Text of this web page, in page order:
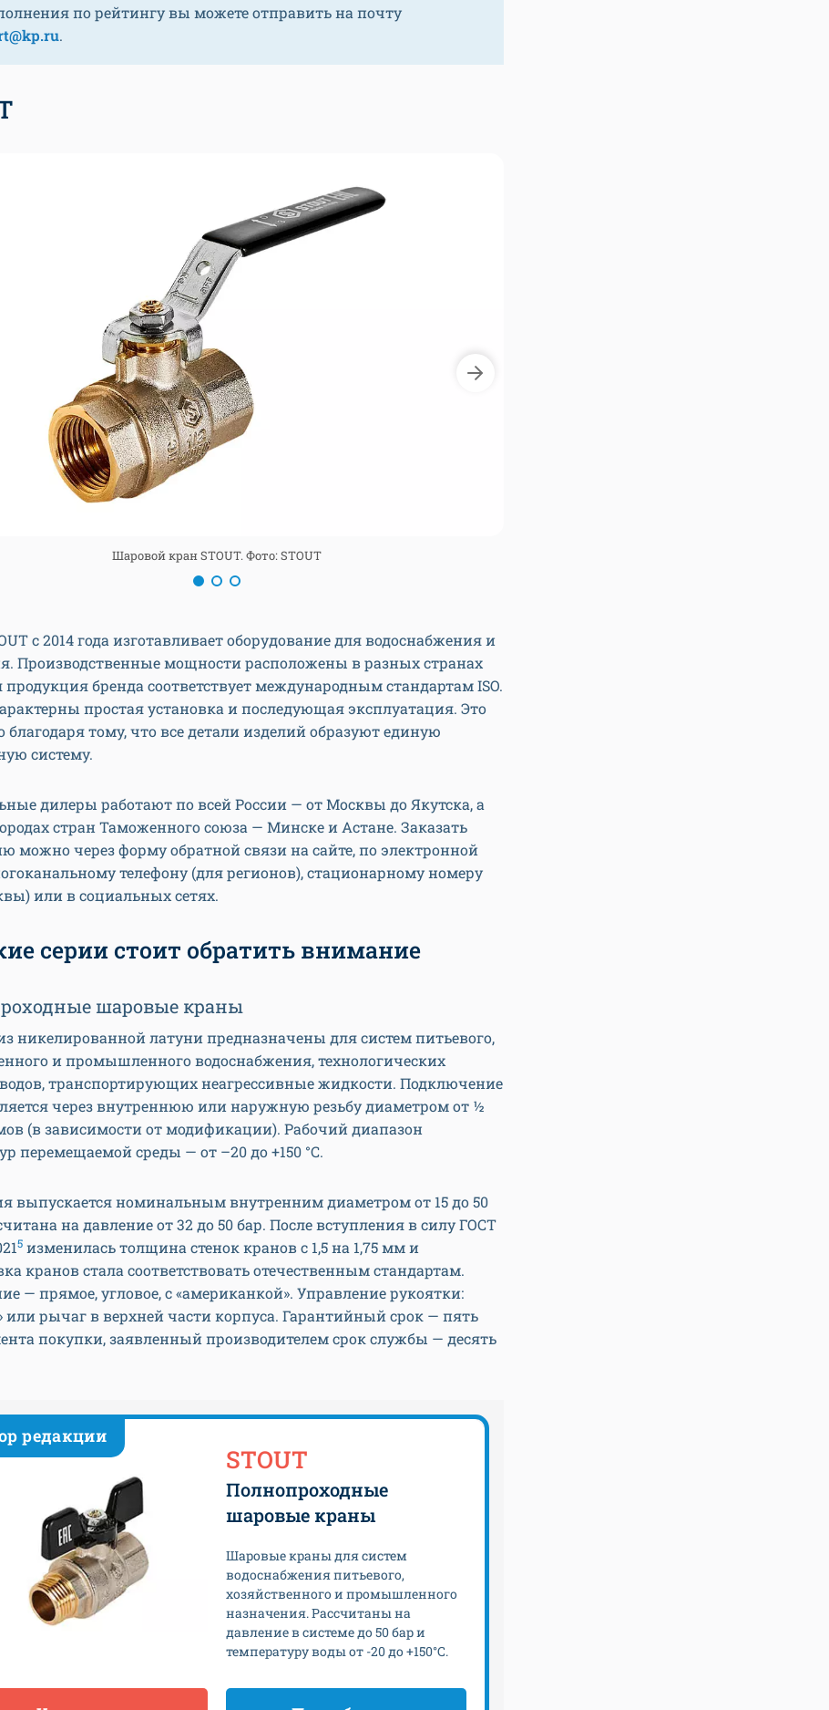
по рейтингу вы можете отправить на почту
.
Шаровой кран STOUT. Фото: STOUT
с 2014 года изготавливает оборудование для водоснабжения и
Производственные мощности расположены в разных странах
бренда соответствует международным стандартам ISO.
простая установка и последующая эксплуатация. Это
тому, что все детали изделий образуют единую
систему.
дилеры работают по всей России — от Москвы до Якутска, а
стран Таможенного союза — Минске и Астане. Заказать
можно через форму обратной связи на сайте, по электронной
телефону (для регионов), стационарному номеру
или в социальных сетях.
серии стоит обратить внимание
шаровые краны
никелированной латуни предназначены для систем питьевого,
и промышленного водоснабжения, технологических
транспортирующих неагрессивные жидкости. Подключение
через внутреннюю или наружную резьбу диаметром от ½
(в зависимости от модификации). Рабочий диапазон
перемещаемой среды — от –20 до +150 °С.
выпускается номинальным внутренним диаметром от 15 до 50
на давление от 32 до 50 бар. После вступления в силу ГОСТ
5 изменилась толщина стенок кранов с 1,5 на 1,75 мм и
кранов стала соответствовать отечественным стандартам.
— прямое, угловое, с «американкой». Управление рукоятки:
или рычаг в верхней части корпуса. Гарантийный срок — пять
покупки, заявленный производителем срок службы — десять
редакции
STOUT
Полнопроходные
шаровые краны
Шаровые краны для систем
водоснабжения питьевого,
хозяйственного и промышленного
назначения. Рассчитаны на
давление в системе до 50 бар и
температуру воды от -20 до +150°С.